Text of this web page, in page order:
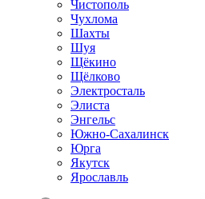
Чистополь
Чухлома
Шахты
Шуя
Щёкино
Щёлково
Электросталь
Элиста
Энгельс
Южно-Сахалинск
Юрга
Якутск
Ярославль